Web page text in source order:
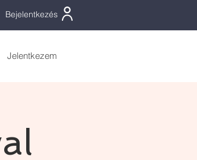
Bejelentkezés
Jelentkezem